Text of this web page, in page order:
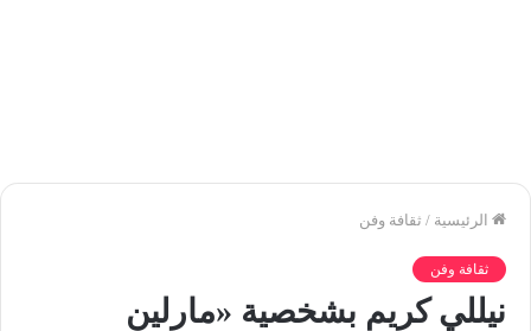
الرئيسية / ثقافة وفن
ثقافة وفن
نيللي كريم بشخصية «مارلين